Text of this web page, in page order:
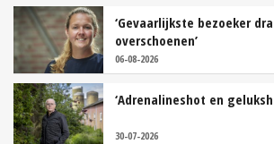
‘Gevaarlijkste bezoeker
overschoenen’
06-08-2026
‘Adrenalineshot en
30-07-2026